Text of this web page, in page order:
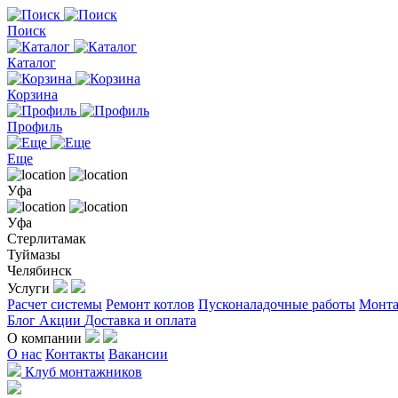
Поиск
Каталог
Корзина
Профиль
Еще
Уфа
Уфа
Стерлитамак
Туймазы
Челябинск
Услуги
Расчет системы Ремонт котлов Пусконаладочные работы
Блог Акции Доставка и оплата
О компании
О нас Контакты Вакансии
Клуб монтажников